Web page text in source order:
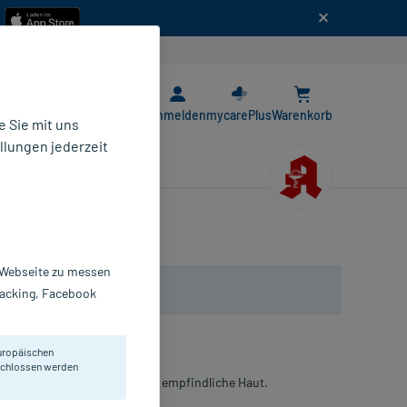
AnmeldenmycarePlusWarenkorb
extrem trockene, raue und empfindliche Haut.
Sie mit uns
jederzeit
zu messen
Facebook
werden